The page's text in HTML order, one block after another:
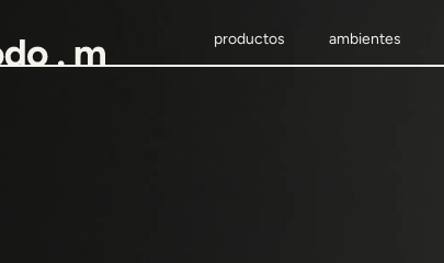
productos ambientes